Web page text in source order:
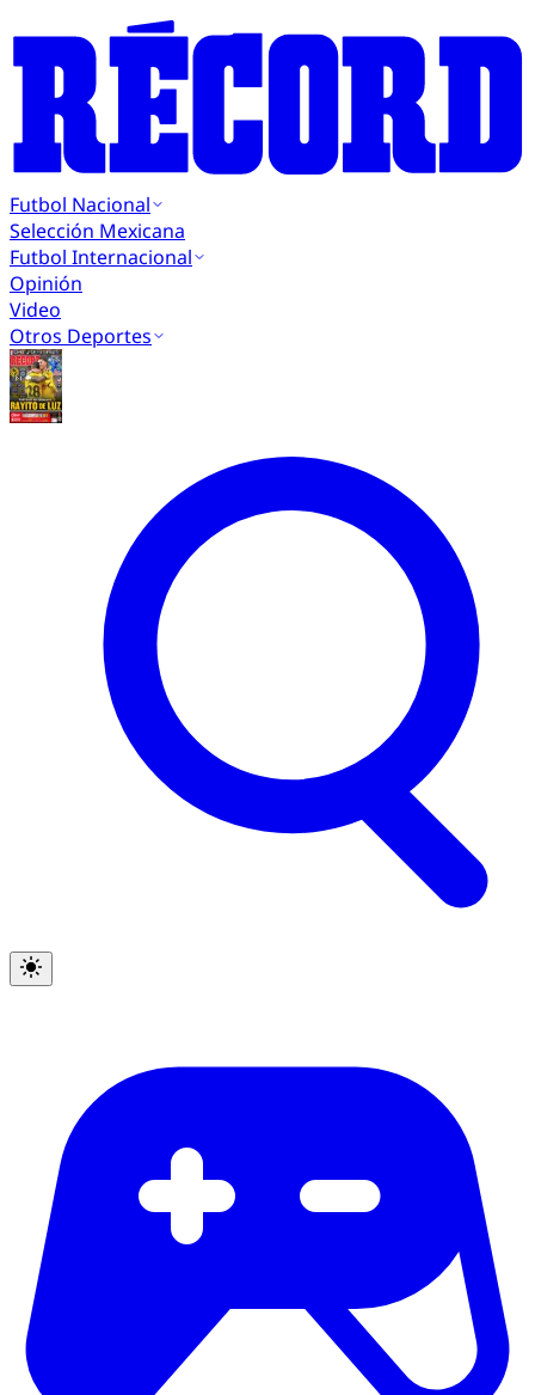
Futbol Nacional
Selección Mexicana
Futbol Internacional
Opinión
Video
Otros Deportes